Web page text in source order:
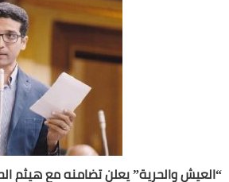
“العيش والحرية” يعلن تضامنه مع هيثم